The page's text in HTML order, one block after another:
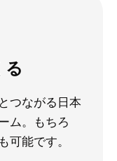
つながる日本
ム。もちろ
可能です。